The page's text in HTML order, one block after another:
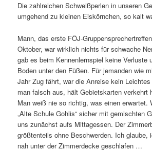
Die zahlreichen Schweißperlen in unseren
umgehend zu kleinen Eiskörnchen, so kalt
Mann, das erste FÖJ-
Oktober, war wirklich nichts für schwache
gab es beim Kennenlernspiel keine Verluste
Boden unter den Füßen. Für jemanden wie
Jahr Zug fährt, war die Anreise kein
man falsch aus, hält Gebietskarten verkehrt
Man weiß nie so richtig, was einen erwartet.
„Alte Schule Gohlis“ sicher mit gemischten
uns zunächst aufs Mittagessen. Der
größtenteils ohne Beschwerden. Ich glaube,
nah unter der Zimmerdecke geschlafen …